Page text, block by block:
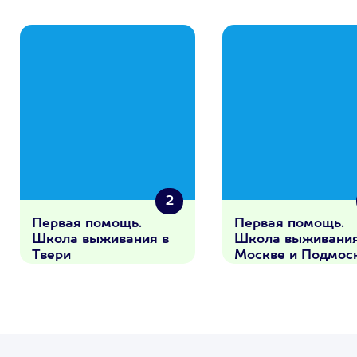
2
Первая помощь.
Школа выживания в
Твери
Первая помощь.
Школа
Москве и